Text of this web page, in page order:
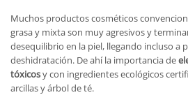
Muchos productos cosméticos
grasa y mixta son muy agresivos y
desequilibrio en la piel, llegando incluso a
deshidratación. De ahí la importancia de
tóxicosy con ingredientes ecológicos
arcillas y árbol de té.